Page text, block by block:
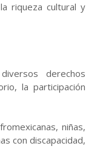
riqueza cultural y
derechos
la participación
niñas,
con discapacidad,